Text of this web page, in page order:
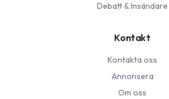
Debatt & Insändare
Kontakt
Kontakta oss
Annonsera
Om oss